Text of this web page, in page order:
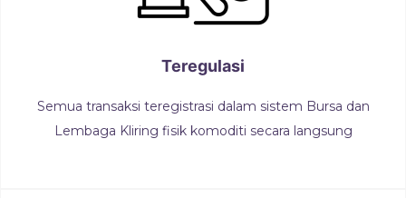
Teregulasi
Semua transaksi teregistrasi dalam sistem Bursa dan
Lembaga Kliring fisik komoditi secara langsung